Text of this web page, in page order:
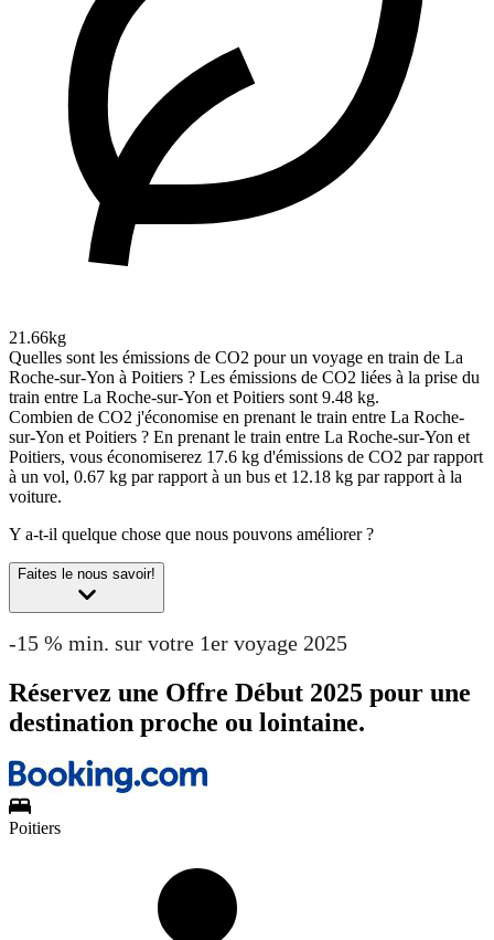
21.66kg
Quelles sont les émissions de CO2 pour un voyage en train de La
Roche-sur-Yon à Poitiers ? Les émissions de CO2 liées à la prise du
train entre La Roche-sur-Yon et Poitiers sont 9.48 kg.
Combien de CO2 j'économise en prenant le train entre La Roche-
sur-Yon et Poitiers ? En prenant le train entre La Roche-sur-Yon et
Poitiers, vous économiserez 17.6 kg d'émissions de CO2 par rapport
à un vol, 0.67 kg par rapport à un bus et 12.18 kg par rapport à la
voiture.
Y a-t-il quelque chose que nous pouvons améliorer ?
Faites le nous savoir!
-15 % min. sur votre 1er voyage 2025
Réservez une Offre Début 2025 pour une
destination proche ou lointaine.
Poitiers